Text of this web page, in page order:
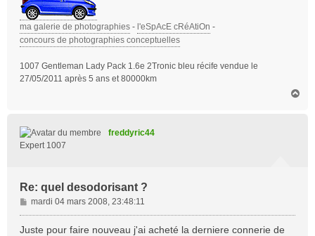
ma galerie de photographies - l'eSpAcE cRéAtiOn -
concours de photographies conceptuelles
1007 Gentleman Lady Pack 1.6e 2Tronic bleu récife vendue le
27/05/2011 après 5 ans et 80000km
freddyric44
Expert 1007
Re: quel desodorisant ?
M
e
s
mardi 04 mars 2008, 23:48:11
Juste pour faire nouveau j'ai acheté la derniere connerie de